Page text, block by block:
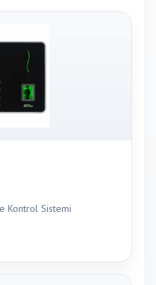
Kontrol Sistemi